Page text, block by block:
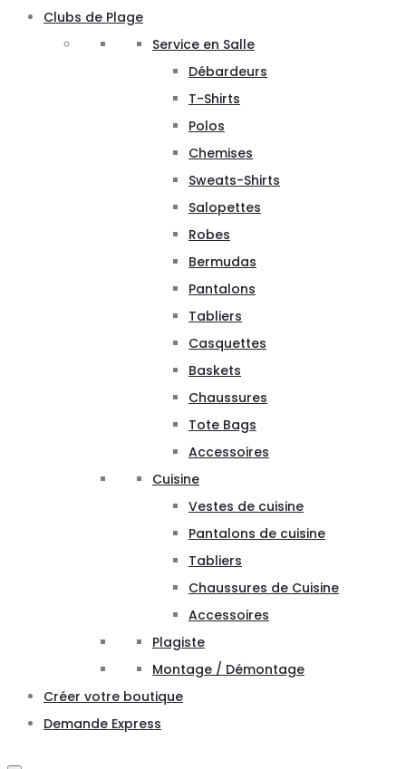
Clubs de Plage
Service en Salle
Débardeurs
T-Shirts
Polos
Chemises
Sweats-Shirts
Salopettes
Robes
Bermudas
Pantalons
Tabliers
Casquettes
Baskets
Chaussures
Tote Bags
Accessoires
Cuisine
Vestes de cuisine
Pantalons de cuisine
Tabliers
Chaussures de Cuisine
Accessoires
Plagiste
Montage / Démontage
Créer votre boutique
Demande Express